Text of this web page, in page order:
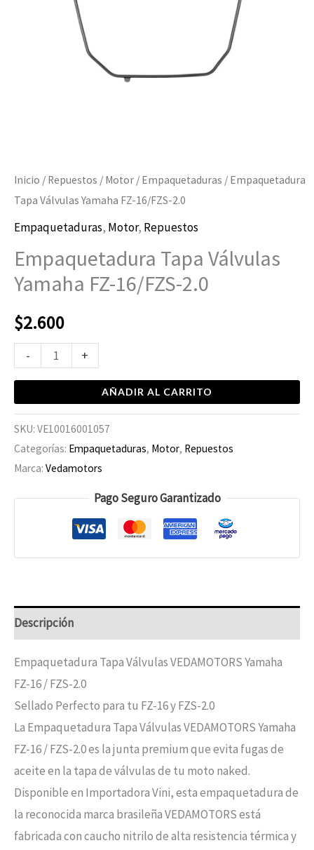
Inicio / Repuestos / Motor / Empaquetaduras / Empaquetadura
Tapa Válvulas Yamaha FZ-16/FZS-2.0
Empaquetaduras, Motor, Repuestos
Empaquetadura Tapa Válvulas
Yamaha FZ-16/FZS-2.0
$2.600
- +
AÑADIR AL CARRITO
SKU: VE10016001057
Categorías: Empaquetaduras, Motor, Repuestos
Marca: Vedamotors
Pago Seguro Garantizado
Descripción
Empaquetadura Tapa Válvulas VEDAMOTORS Yamaha
FZ-16 / FZS-2.0
Sellado Perfecto para tu FZ-16 y FZS-2.0
La Empaquetadura Tapa Válvulas VEDAMOTORS Yamaha
FZ-16 / FZS-2.0 es la junta premium que evita fugas de
aceite en la tapa de válvulas de tu moto naked.
Disponible en Importadora Vini, esta empaquetadura de
la reconocida marca brasileña VEDAMOTORS está
fabricada con caucho nitrilo de alta resistencia térmica y